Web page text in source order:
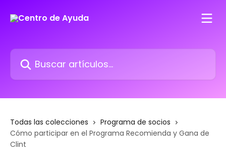
Buscar artículos...
Todas las colecciones
Programa de socios
Cómo participar en el Programa Recomienda y Gana de
Clint